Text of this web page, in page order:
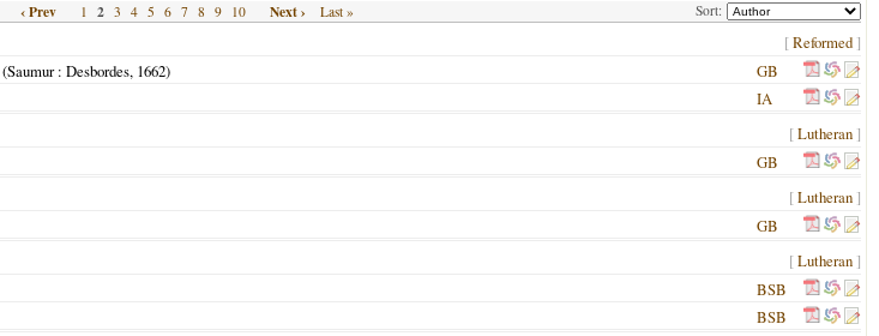
Sort:
‹ Prev 1 2 3 4 5 6 7 8 9 10 Next › Last »
[Reformed ]
(Saumur: Desbordes, 1662)
GB
IA
[Lutheran ]
GB
[Lutheran ]
GB
[Lutheran ]
BSB
BSB